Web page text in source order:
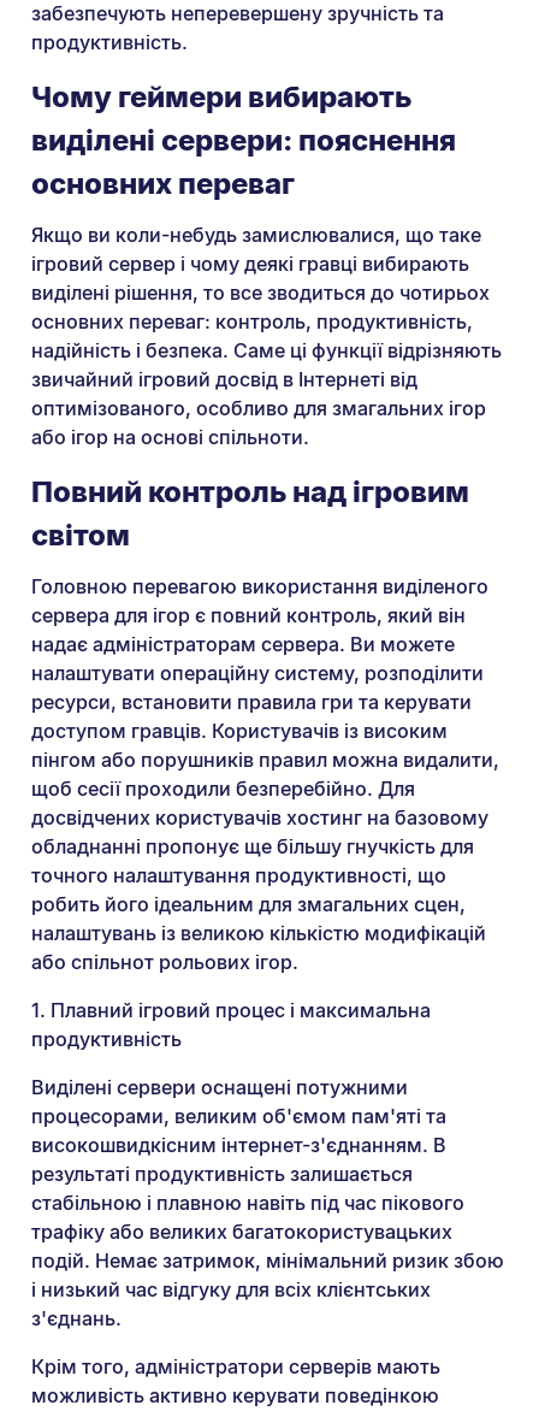
забезпечують неперевершену зручність та
продуктивність.
Чому геймери вибирають
виділені сервери: пояснення
основних переваг
Якщо ви коли-небудь замислювалися, що таке
ігровий сервер і чому деякі гравці вибирають
виділені рішення, то все зводиться до чотирьох
основних переваг: контроль, продуктивність,
надійність і безпека. Саме ці функції відрізняють
звичайний ігровий досвід в Інтернеті від
оптимізованого, особливо для змагальних ігор
або ігор на основі спільноти.
Повний контроль над ігровим
світом
Головною перевагою використання виділеного
сервера для ігор є повний контроль, який він
надає адміністраторам сервера. Ви можете
налаштувати операційну систему, розподілити
ресурси, встановити правила гри та керувати
доступом гравців. Користувачів із високим
пінгом або порушників правил можна видалити,
щоб сесії проходили безперебійно. Для
досвідчених користувачів хостинг на базовому
обладнанні пропонує ще більшу гнучкість для
точного налаштування продуктивності, що
робить його ідеальним для змагальних сцен,
налаштувань із великою кількістю модифікацій
або спільнот рольових ігор.
1. Плавний ігровий процес і максимальна
продуктивність
Виділені сервери оснащені потужними
процесорами, великим об'ємом пам'яті та
високошвидкісним інтернет-з'єднанням. В
результаті продуктивність залишається
стабільною і плавною навіть під час пікового
трафіку або великих багатокористувацьких
подій. Немає затримок, мінімальний ризик збою
і низький час відгуку для всіх клієнтських
з'єднань.
Крім того, адміністратори серверів мають
можливість активно керувати поведінкою